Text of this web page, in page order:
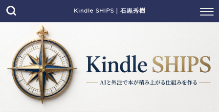
Kindle SHIPS｜石黒秀樹